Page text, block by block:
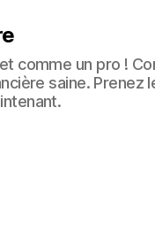
comme un pro !
saine. Prenez